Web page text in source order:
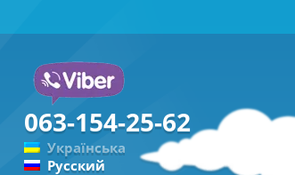
063-154-25-62
Українська
Русский